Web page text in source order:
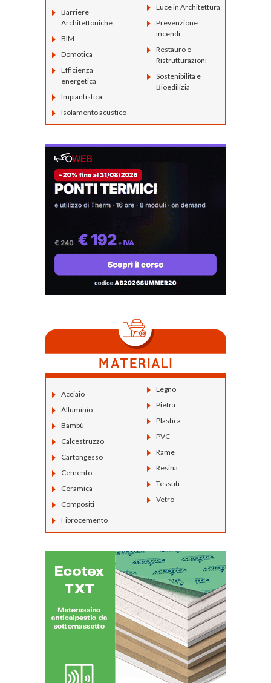
Barriere
Architettoniche
BIM
Domotica
Efficienza
energetica
Impiantistica
Isolamento acustico
Luce in Architettura
Prevenzione
incendi
Restauro e
Ristrutturazioni
Sostenibilità e
Bioedilizia
Acciaio
Alluminio
Bambù
Calcestruzzo
Cartongesso
Cemento
Ceramica
Compositi
Fibrocemento
Legno
Pietra
Plastica
PVC
Rame
Resina
Tessuti
Vetro